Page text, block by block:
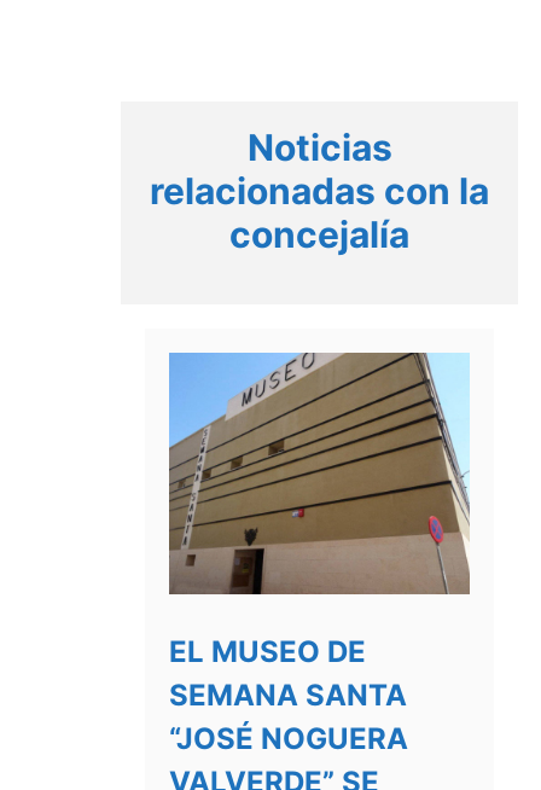
Noticias
relacionadas con la
concejalía
EL MUSEO DE
SEMANA SANTA
“JOSÉ NOGUERA
VALVERDE” SE